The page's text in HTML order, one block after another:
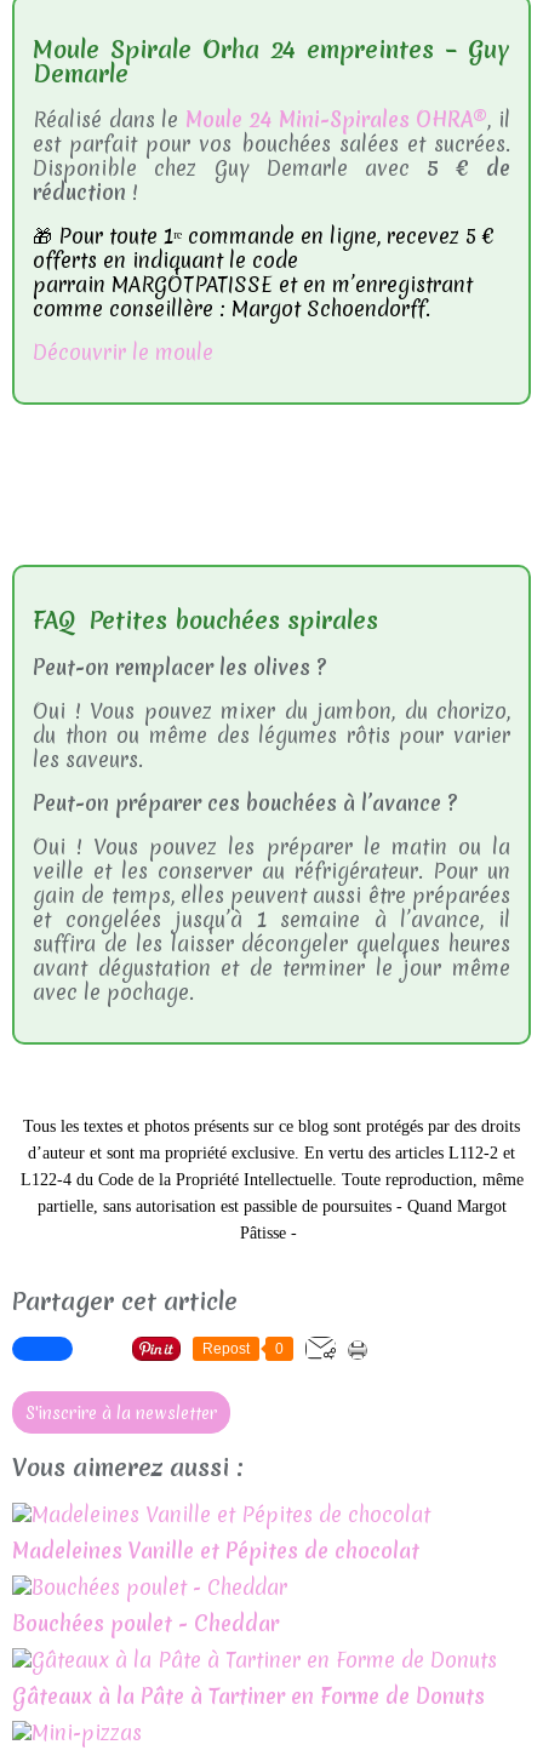
Moule Spirale Orha 24 empreintes – Guy
Demarle
Réalisé dans le Moule 24 Mini-Spirales OHRA®, il
est parfait pour vos bouchées salées et sucrées.
Disponible chez Guy Demarle avec 5 € de
réduction !
🎁 Pour toute 1ʳᵉ commande en ligne, recevez 5 €
offerts en indiquant le code
parrain MARGOTPATISSE et en m’enregistrant
comme conseillère : Margot Schoendorff.
Découvrir le moule
FAQ Petites bouchées spirales
Peut-on remplacer les olives ?
Oui ! Vous pouvez mixer du jambon, du chorizo,
du thon ou même des légumes rôtis pour varier
les saveurs.
Peut-on préparer ces bouchées à l’avance ?
Oui ! Vous pouvez les préparer le matin ou la
veille et les conserver au réfrigérateur. Pour un
gain de temps, elles peuvent aussi être préparées
et congelées jusqu’à 1 semaine à l’avance, il
suffira de les laisser décongeler quelques heures
avant dégustation et de terminer le jour même
avec le pochage.
Tous les textes et photos présents sur ce blog sont protégés par des droits
d’auteur et sont ma propriété exclusive. En vertu des articles L112-2 et
L122-4 du Code de la Propriété Intellectuelle. Toute reproduction, même
partielle, sans autorisation est passible de poursuites - Quand Margot
Pâtisse -
Partager cet article
Repost 0
S'inscrire à la newsletter
Vous aimerez aussi :
Madeleines Vanille et Pépites de chocolat
Bouchées poulet - Cheddar
Gâteaux à la Pâte à Tartiner en Forme de Donuts